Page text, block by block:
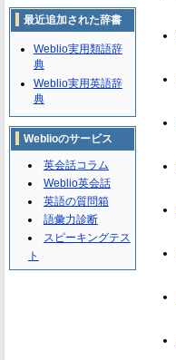
最近追加された辞書
Weblio実用類語辞
典
Weblio実用英語辞
典
Weblioのサービス
英会話コラム
Weblio英会話
英語の質問箱
語彙力診断
スピーキングテス
ト